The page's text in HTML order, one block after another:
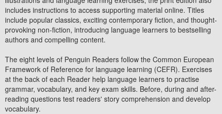
includes instructions to access supporting material online. Titles
include popular classics, exciting contemporary fiction, and thought-
provoking non-fiction, introducing language learners to bestselling
authors and compelling content.
The eight levels of Penguin Readers follow the Common European
Framework of Reference for language learning (CEFR). Exercises
at the back of each Reader help language learners to practise
grammar, vocabulary, and key exam skills. Before, during and after-
reading questions test readers' story comprehension and develop
vocabulary.